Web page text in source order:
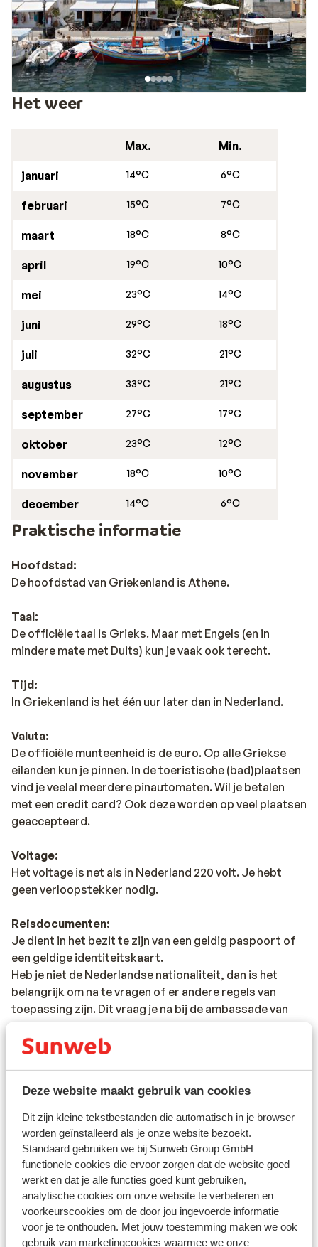
Deze website maakt gebruik van cookies
Dit zijn kleine tekstbestanden die automatisch in je browser
worden geïnstalleerd als je onze website bezoekt.
Standaard gebruiken we bij Sunweb Group GmbH
functionele cookies die ervoor zorgen dat de website goed
werkt en dat je alle functies goed kunt gebruiken,
analytische cookies om onze website te verbeteren en
voorkeurscookies om de door jou ingevoerde informatie
voor je te onthouden. Met jouw toestemming maken we ook
gebruik van marketingcookies waarmee we onze
Het weer
Max. Min.
januari 14°C 6°C
februari 15°C 7°C
maart 18°C 8°C
april 19°C 10°C
mei 23°C 14°C
juni 29°C 18°C
juli 32°C 21°C
augustus 33°C 21°C
september 27°C 17°C
oktober 23°C 12°C
november 18°C 10°C
december 14°C 6°C
Praktische informatie
Hoofdstad:
De hoofdstad van Griekenland is Athene.
Taal:
De officiële taal is Grieks. Maar met Engels (en in
mindere mate met Duits) kun je vaak ook terecht.
Tijd:
In Griekenland is het één uur later dan in Nederland.
Valuta:
De officiële munteenheid is de euro. Op alle Griekse
eilanden kun je pinnen. In de toeristische (bad)plaatsen
vind je veelal meerdere pinautomaten. Wil je betalen
met een credit card? Ook deze worden op veel plaatsen
geaccepteerd.
Voltage:
Het voltage is net als in Nederland 220 volt. Je hebt
geen verloopstekker nodig.
Reisdocumenten:
Je dient in het bezit te zijn van een geldig paspoort of
een geldige identiteitskaart.
Heb je niet de Nederlandse nationaliteit, dan is het
belangrijk om na te vragen of er andere regels van
toepassing zijn. Dit vraag je na bij de ambassade van
het land waar je heen wilt en de landen waar je doorheen
reist.
Het reizen met de juiste documenten is jouw eigen
verantwoordelijkheid. Sunweb kan hiervoor niet
Vaccinatie:
Voor actuele informatie betreffende vaccinaties en
andere gegevens over gezondheid en reizen vind je op
de site van LCR: https://www.lcr.nl/.